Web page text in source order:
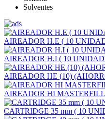
Solventes
AIREADOR H.E ( 10
AIREADOR H.I ( 10
AIREADOR HE (10)
AIREADOR HI MASTERFILL
CARTRIDGE 35 mm ( 10